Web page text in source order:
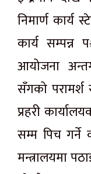
निमार्ण कार्य
कार्य सम्पन्न
आयोजना
सँगको परामर्श
प्रहरी
सम्म पिच गर्ने
मन्त्रालयमा